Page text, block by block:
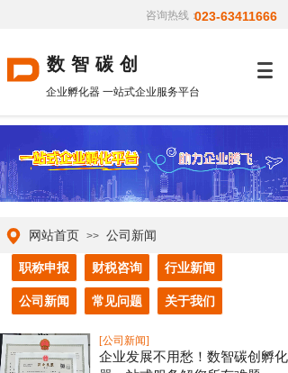
咨询热线：023-63411666
企业孵化器 一站式企业服务平台
数智碳创
网站首页 >> 公司新闻
职称申报 财税咨询 行业新闻
公司新闻 常见问题 关于我们
[公司新闻]
企业发展不用愁！数智碳创孵化